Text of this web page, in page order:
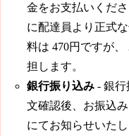
金をお支払いくだ
に配達員より正式
料は 470円 ですが、
担します。
銀行振り込み - 銀行
文確認後、お振込
にてお知らせいた